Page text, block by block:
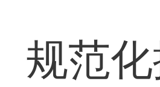
规范